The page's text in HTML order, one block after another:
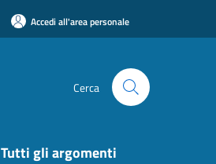
Accedi all'area personale
Cerca
Tutti gli argomenti